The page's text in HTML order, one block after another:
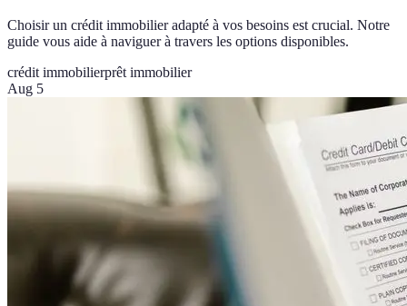
Choisir un crédit immobilier adapté à vos besoins est crucial. Notre
guide vous aide à naviguer à travers les options disponibles.
crédit immobilierprêt immobilier
Aug 5